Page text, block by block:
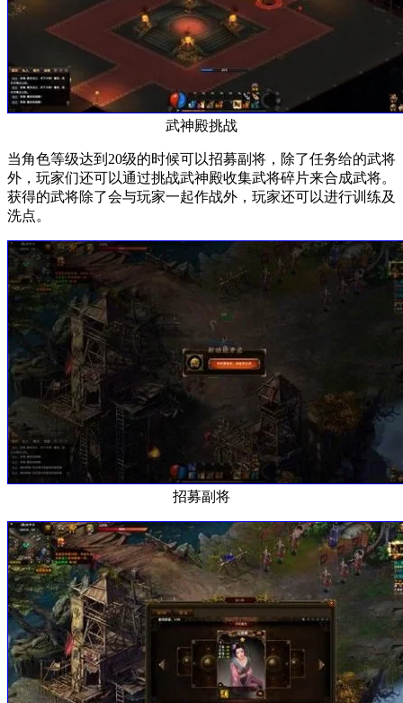
武神殿挑战
当角色等级达到20级的时候可以招募副将，除了任务给的武将
外，玩家们还可以通过挑战武神殿收集武将碎片来合成武将。
获得的武将除了会与玩家一起作战外，玩家还可以进行训练及
洗点。
招募副将